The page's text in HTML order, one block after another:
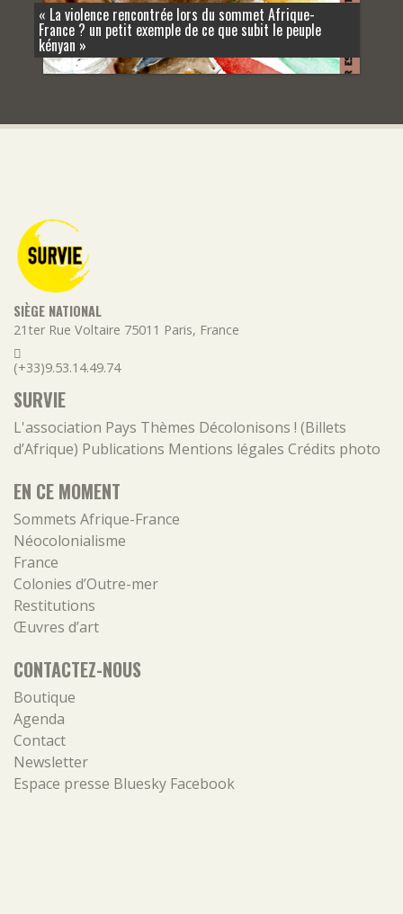
« La violence rencontrée lors du sommet Afrique-
France ? un petit exemple de ce que subit le peuple
kényan »
SIÈGE NATIONAL
21ter Rue Voltaire 75011 Paris, France
(+33)9.53.14.49.74
SURVIE
L'association Pays Thèmes Décolonisons ! (Billets
d’Afrique) Publications Mentions légales Crédits photo
EN CE MOMENT
Sommets Afrique-France
Néocolonialisme
France
Colonies d’Outre-mer
Restitutions
Œuvres d’art
CONTACTEZ-NOUS
Boutique
Agenda
Contact
Newsletter
Espace presse Bluesky Facebook